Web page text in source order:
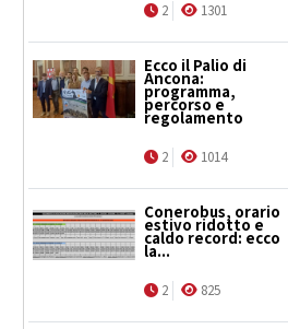
2 1301
Ecco il Palio di
Ancona:
programma,
percorso e
regolamento
2 1014
Conerobus, orario
estivo ridotto e
caldo record: ecco
la...
2 825